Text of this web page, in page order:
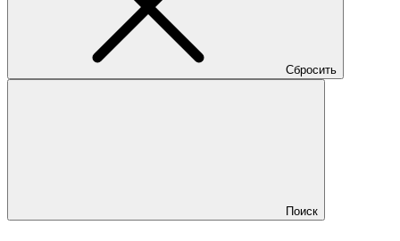
Сбросить
Поиск